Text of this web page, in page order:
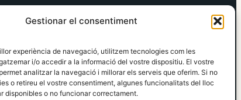
Gestionar el consentiment
experiència de navegació, utilitzem tecnologies com les
i/o accedir a la informació del vostre dispositiu. El vostre
analitzar la navegació i millorar els serveis que oferim. Si no
o retireu el vostre consentiment, algunes funcionalitats del lloc
disponibles o no funcionar correctament.
elRidaura.com
Política de Cookies
Política Editorial